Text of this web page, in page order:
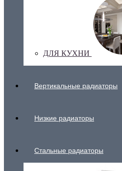
ДЛЯ КУХНИ
Вертикальные радиаторы
Низкие радиаторы
Стальные радиаторы